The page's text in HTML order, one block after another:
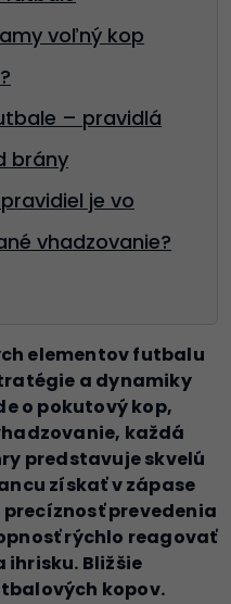
voľný kop
– pravidlá
brány
je vo
vhadzovanie?
elementov futbalu
a dynamiky
o pokutový kop,
každá
predstavuje skvelú
získať v zápase
prevedenia
rýchlo reagovať
Bližšie
kopov.